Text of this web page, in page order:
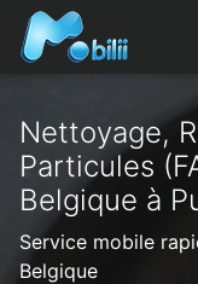
Nettoyage,
Particules
Belgique à
Service mobile
Belgique